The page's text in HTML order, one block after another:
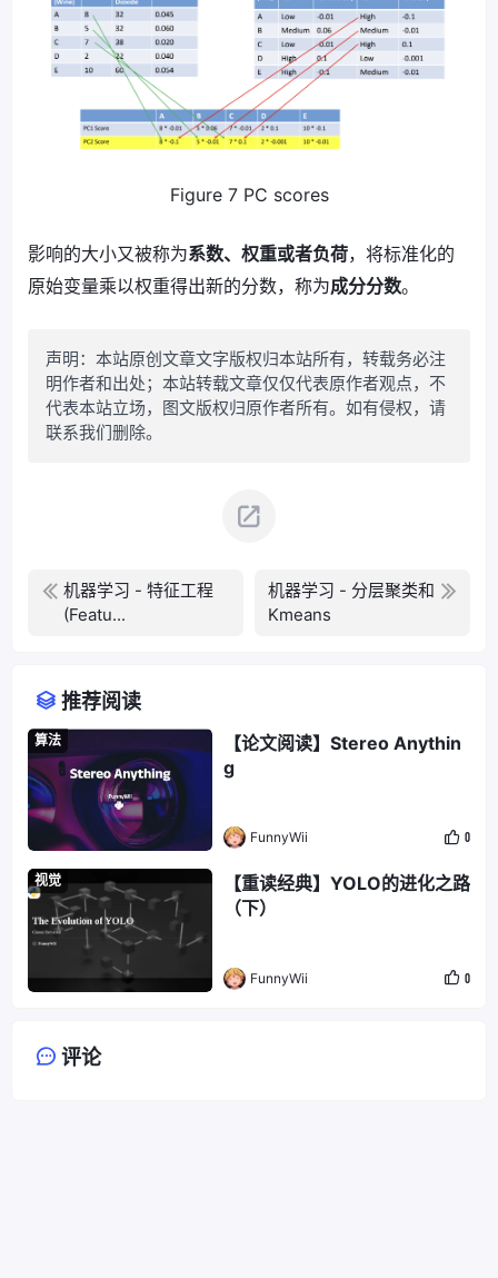
Figure 7 PC scores
影响的大小又被称为系数、权重或者负荷，将标准化的
原始变量乘以权重得出新的分数，称为成分分数。
声明：本站原创文章文字版权归本站所有，转载务必注
明作者和出处；本站转载文章仅仅代表原作者观点，不
代表本站立场，图文版权归原作者所有。如有侵权，请
联系我们删除。
机器学习 - 特征工程
(Featu...
机器学习 - 分层聚类和
Kmeans
推荐阅读
算法
【论文阅读】Stereo Anythin
g
FunnyWii 0
视觉
【重读经典】YOLO的进化之路
（下）
FunnyWii 0
评论